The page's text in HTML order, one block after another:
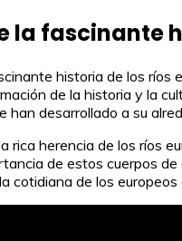
la fascinante
historia de los ríos
de la historia y la
han desarrollado a su
rica herencia de los ríos
de estos cuerpos
cotidiana de los